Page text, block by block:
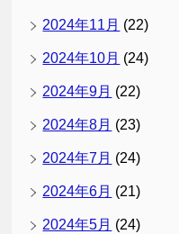
2024年11月 (22)
2024年10月 (24)
2024年9月 (22)
2024年8月 (23)
2024年7月 (24)
2024年6月 (21)
2024年5月 (24)